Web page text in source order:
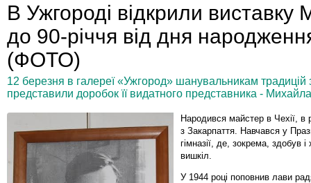
В Ужгороді відкрили
до 90-річчя від дня
(ФОТО)
12 березня в галереї «Ужгород» шанувальникам традицій
представили доробок її видатного представника -
Народився майстер в Чехії, в
з Закарпаття. Навчався у
гімназії, де, зокрема, здобув і
вишкіл.
У 1944 році поповнив лави